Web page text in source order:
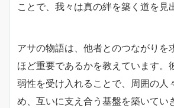
ことで、我々は真の絆を築く道を見
アサの物語は、他者とのつながりを
ほど重要であるかを教えています。
弱性を受け入れることで、周囲の人
め、互いに支え合う基盤を築いてい